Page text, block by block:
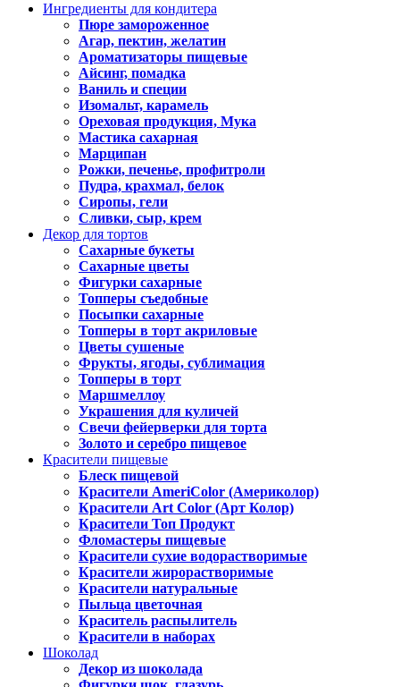
Ингредиенты для кондитера
Пюре замороженное
Агар, пектин, желатин
Ароматизаторы пищевые
Айсинг, помадка
Ваниль и специи
Изомальт, карамель
Ореховая продукция, Мука
Мастика сахарная
Марципан
Рожки, печенье, профитроли
Пудра, крахмал, белок
Сиропы, гели
Сливки, сыр, крем
Декор для тортов
Сахарные букеты
Сахарные цветы
Фигурки сахарные
Топперы съедобные
Посыпки сахарные
Топперы в торт акриловые
Цветы сушеные
Фрукты, ягоды, сублимация
Топперы в торт
Маршмеллоу
Украшения для куличей
Свечи фейерверки для торта
Золото и серебро пищевое
Красители пищевые
Блеск пищевой
Красители AmeriColor (Америколор)
Красители Art Color (Арт Колор)
Красители Топ Продукт
Фломастеры пищевые
Красители сухие водорастворимые
Красители жирорастворимые
Красители натуральные
Пыльца цветочная
Краситель распылитель
Красители в наборах
Шоколад
Декор из шоколада